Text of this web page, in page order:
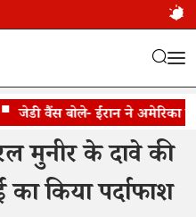
जेडी वैंस बोले- ईरान ने अमेरिका से
मुनीर के दावे की
किया पर्दाफाश